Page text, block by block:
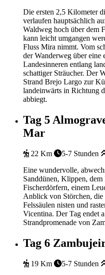
Die ersten 2,5 Kilometer
verlaufen hauptsächlich
Waldweg hoch über dem
kann leicht umgangen
Fluss Mira nimmt. Vom
der Wanderweg über eine
Landesinneren entlang
schattiger Sträucher. Der
Strand Brejo Largo zur
landeinwärts in Richtung
abbiegt.
Tag 5
Mar
22 Km 5-7 Stunden
Eine wundervolle,
Sanddünen, Klippen,
Fischerdörfern, einem
Anblick von Störchen,
Felssäulen nisten und
Vicentina. Der Tag endet
Strandpromenade von
Tag 6
19 Km 5-7 Stunden